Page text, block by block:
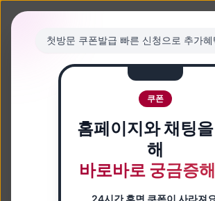
첫방문 쿠폰발급 빠른 신청으로 추가혜
쿠폰
홈페이지와 채팅
해
바로바로 궁금증
24시간 후면 쿠폰이 사라져